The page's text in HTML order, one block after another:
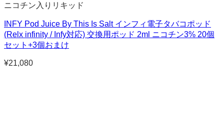
ニコチン入りリキッド
INFY Pod Juice By This Is Salt インフィ電子タバコポッド
(Relx infinity / Infy対応) 交換用ポッド 2ml ニコチン3% 20個
セット+3個おまけ
¥21,080